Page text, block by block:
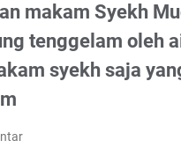
makam Syekh
tenggelam oleh
syekh saja